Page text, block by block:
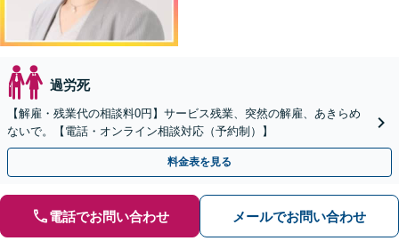
過労死
【解雇・残業代の相談料0円】サービス残業、突然の解雇、あきらめ
ないで。【電話・オンライン相談対応（予約制）】
料金表を見る
電話でお問い合わせ メールでお問い合わせ